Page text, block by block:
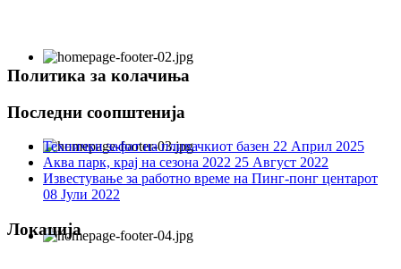
Политика за колачиња
Последни соопштенија
Технички зафат на пливачкиот базен 22 Април 2025
Аква парк, крај на сезона 2022 25 Август 2022
Известување за работно време на Пинг-понг центарот
08 Јули 2022
Локација